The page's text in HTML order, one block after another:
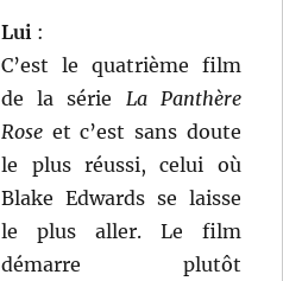
Lui :
C’est le quatrième film
de la série La Panthère
Rose et c’est sans doute
le plus réussi, celui où
Blake Edwards se laisse
le plus aller. Le film
démarre plutôt